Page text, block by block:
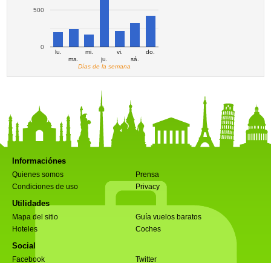
lu.
ma.
mi.
ju.
vi.
sá.
do.
0
500
Días de la semana
Informaciónes
Quienes somos
Prensa
Condiciones de uso
Privacy
Utilidades
Mapa del sitio
Guía vuelos baratos
Hoteles
Coches
Social
Facebook Twitter